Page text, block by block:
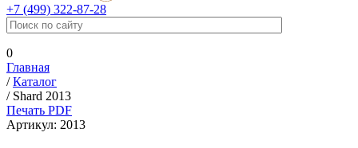
+7 (499) 322-87-28
0
Главная
/Каталог
/ Shard 2013
Печать PDF
Артикул: 2013